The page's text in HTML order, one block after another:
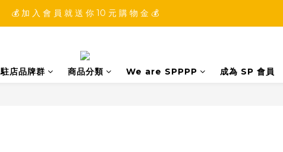
💰 加 入 會 員 就 送 你 10 元 購 物 金 💰
💰 加 入 會 員 就 送 你 10 元 購 物 金 💰
💰 加 入 會 員 就 送 你 10 元 購 物 金 💰
駐店品牌群 商品分類 We are SPPPP 成為 SP 會員